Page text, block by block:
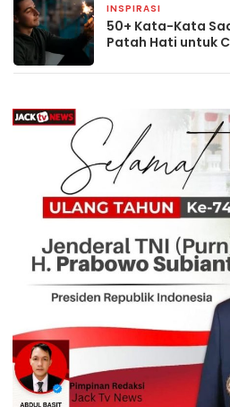
INSPIRASI
50+ Kata-Kata
Patah Hati untuk